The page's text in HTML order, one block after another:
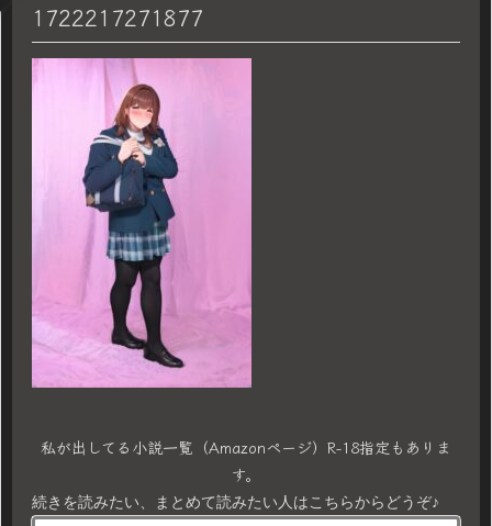
1722217271877
私が出してる小説一覧（Amazonページ）R-18指定もありま
す。
続きを読みたい、まとめて読みたい人はこちらからどうぞ♪